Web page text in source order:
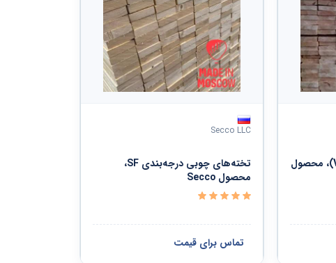
تخته چوب روسی درجه V (5)، محصول
Secco LLC
تخته‌های چوبی درجه‌بندی SF،
محصول Secco
تماس برای قیمت